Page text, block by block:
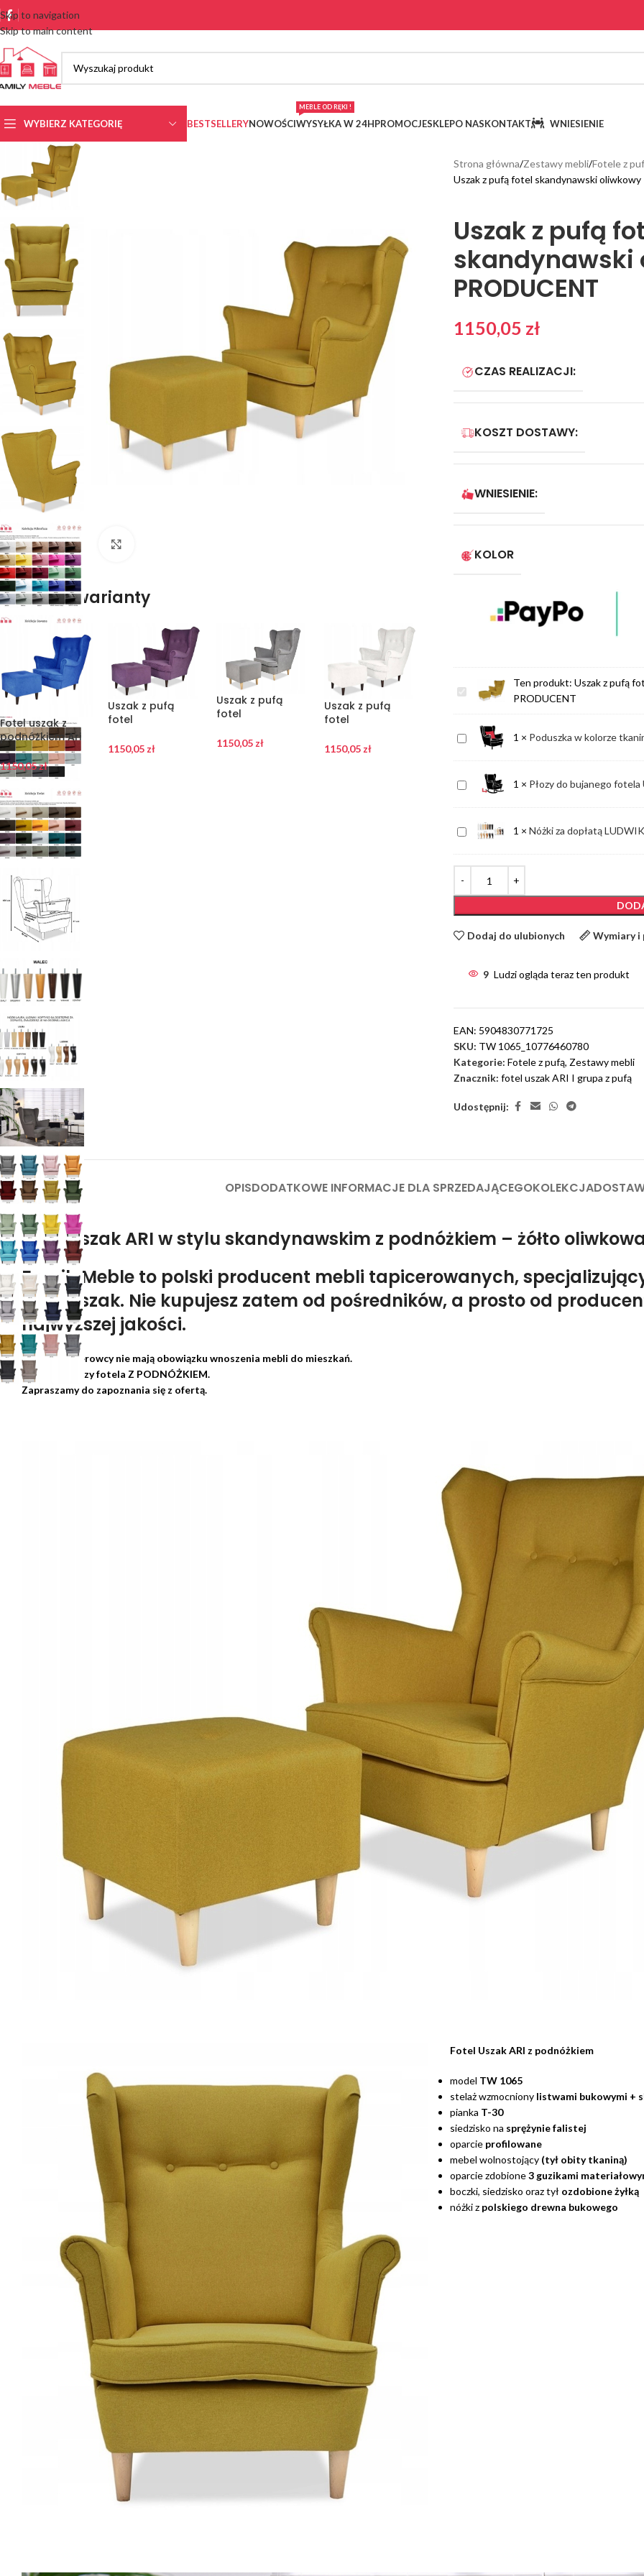
Skip to navigation
Skip to main content
WYBIERZ KATEGORIĘ BESTSELLERYNOWOŚCIWYSYŁKA W 24H
MEBLE OD RĘKI !
PROMOCJESKLEPO NASKONTAKT WNIESIENIE
warianty
Fotel uszak z
podnóżkiem Ari
Family Meble
1150,05zł
Uszak z pufą
fotel
jagodowy
1150,05 zł
Uszak z pufą
fotel
szarość
1150,05 zł
Uszak z pufą
fotel
biel PRODUCENT
1150,05 zł
Uszak z pufą
fotel
skandynawski
czerwony
PRODUCENT
Uszak z pufą
fotel
malinowy
1150,05zł
Strona główna Zestawy mebli Fotele z
Uszak z pufą fotel skandynawski oliwkowy
Uszak z pufą
skandynawski
PRODUCENT
1150,05 zł
CZAS REALIZACJI:
KOSZT DOSTAWY:
WNIESIENIE:
KOLOR
Uszak
fotel
skandynawski
PRODUCENT
Ten produkt: Uszak z pufą
PRODUCENT
Poduszka
tkaniny
1 × Poduszka w kolorze
Płozy
fotela
1 × Płozy do bujanego fotela
Nóżki
LUDWIK
KOPYTKO
1 × Nóżki za dopłatą
Dodaj do ulubionych Wymiary i
9 Ludzi ogląda teraz ten produkt
EAN: 5904830771725
SKU: TW 1065_10776460780
Kategorie: Fotele z pufą, Zestawy mebli
Znacznik: fotel uszak ARI I grupa z pufą
Udostępnij:
OPISDODATKOWE INFORMACJE DLA SPRZEDAJĄCEGOKOLEKCJA
Fotel Uszak ARI w stylu skandynawskim z podnóżkiem – żółto
FamilyMeble to polski producent mebli tapicerowanych,
typu Uszak. Nie kupujesz zatem od pośredników, a prosto od
najwyższej jakości.
Pamiętaj: Kierowcy nie mają obowiązku wnoszenia mebli do mieszkań.
Aukcja dotyczy fotela Z PODNÓŻKIEM.
Zapraszamy do zapoznania się z ofertą.
Fotel Uszak ARI z podnóżkiem
model TW 1065
stelaż wzmocniony listwami bukowymi +
pianka T-30
siedzisko na sprężynie falistej
oparcie profilowane
mebel wolnostojący (tył obity tkaniną)
oparcie zdobione3guzikami
boczki, siedzisko oraz tył ozdobione żyłką
nóżki z polskiego drewna bukowego